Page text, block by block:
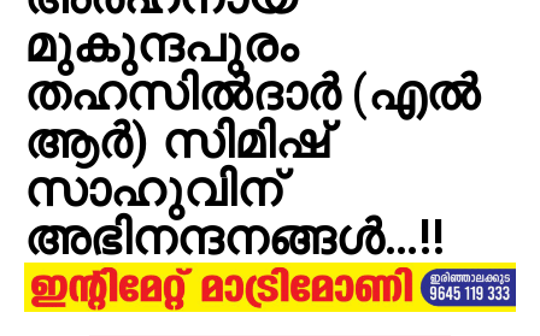
മുകുന്ദപുരം
തഹസിൽദാർ (എൽ
ആർ) സിമിഷ്
സാഹുവിന്
അഭിനന്ദനങ്ങൾ…!!